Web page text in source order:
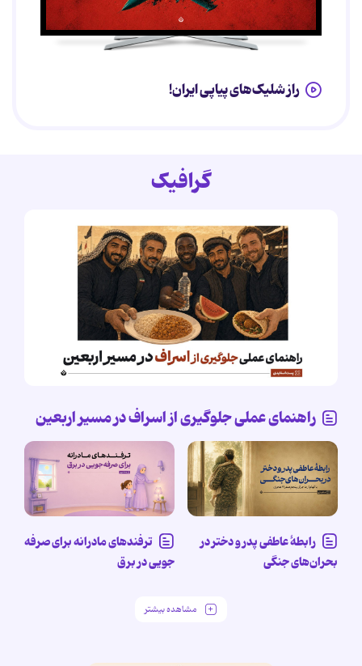
راز شلیک‌های پیاپی ایران!
گرافیک
راهنمای عملی جلوگیری از اسراف در مسیر اربعین
رابطۀ عاطفی پدر و دختر در
بحران‌های جنگی
ترفندهای مادرانه برای صرفه
جویی در برق
مشاهده بیشتر